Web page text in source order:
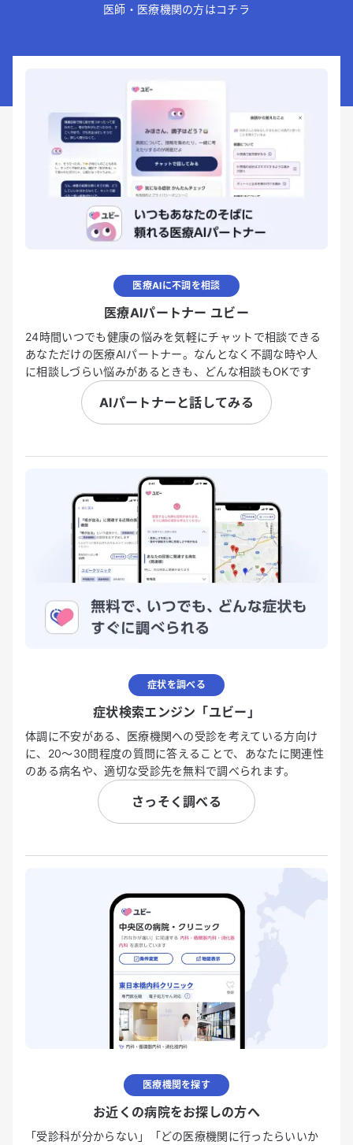
医師・医療機関の方はコチラ
医療AIに不調を相談
医療AIパートナー ユビー
24時間いつでも健康の悩みを気軽にチャットで相談できる
あなただけの医療AIパートナー。なんとなく不調な時や人
に相談しづらい悩みがあるときも、どんな相談もOKです
AIパートナーと話してみる
症状を調べる
症状検索エンジン「ユビー」
体調に不安がある、医療機関への受診を考えている方向け
に、20〜30問程度の質問に答えることで、あなたに関連性
のある病名や、適切な受診先を無料で調べられます。
さっそく調べる
医療機関を探す
お近くの病院をお探しの方へ
「受診科が分からない」「どの医療機関に行ったらいいか